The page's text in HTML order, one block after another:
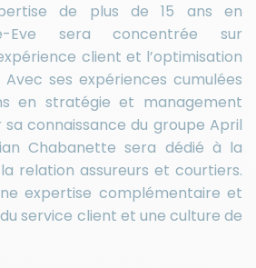
de plus de 15 ans en
Eve sera concentrée sur
client et l’optimisation
ses expériences cumulées
en stratégie et management
connaissance du groupe April
Chabanette sera dédié à la
relation assureurs et courtiers.
expertise complémentaire et
service client et une culture de